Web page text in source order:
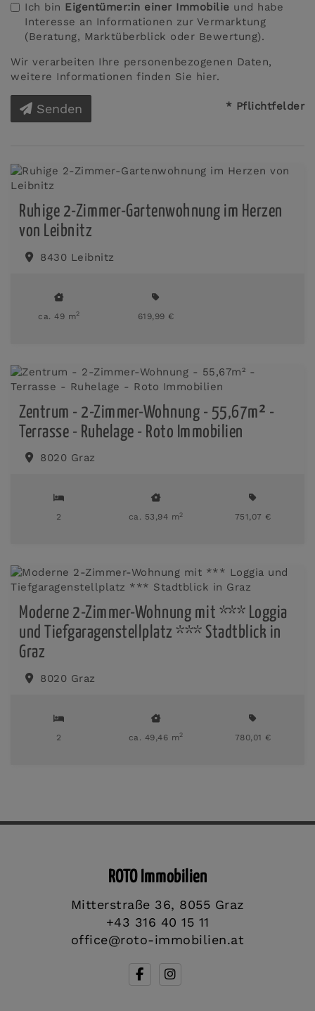
Ich bin Eigentümer:in einer Immobilie und habe
Interesse an Informationen zur Vermarktung
(Beratung, Marktüberblick oder Bewertung).
Wir verarbeiten Ihre personenbezogenen Daten,
weitere Informationen finden Sie hier.
Senden * Pflichtfelder
Ruhige 2-Zimmer-Gartenwohnung im Herzen
von Leibnitz
8430 Leibnitz
ca. 49 m2 619,99 €
Zentrum - 2-Zimmer-Wohnung - 55,67m² -
Terrasse - Ruhelage - Roto Immobilien
8020 Graz
2 ca. 53,94 m2 751,07 €
Moderne 2-Zimmer-Wohnung mit *** Loggia
und Tiefgaragenstellplatz *** Stadtblick in
Graz
8020 Graz
2 ca. 49,46 m2 780,01 €
ROTO Immobilien
Mitterstraße 36, 8055 Graz
+43 316 40 15 11
office@roto-immobilien.at